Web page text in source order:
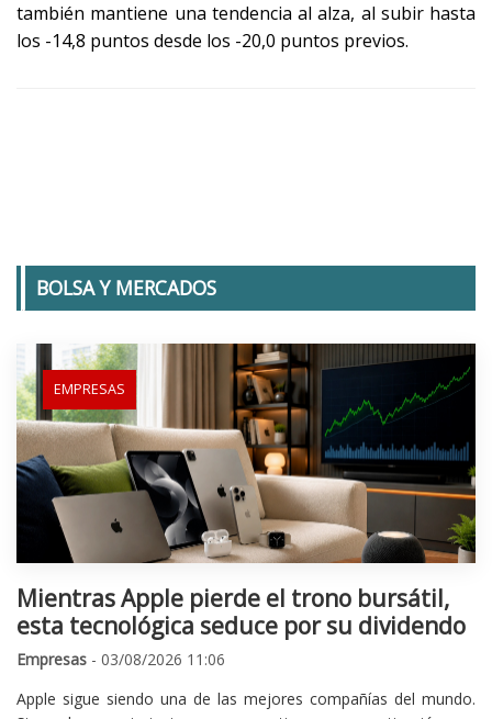
también mantiene una tendencia al alza, al subir hasta
los -14,8 puntos desde los -20,0 puntos previos.
BOLSA Y MERCADOS
EMPRESAS
Mientras Apple pierde el trono bursátil,
esta tecnológica seduce por su dividendo
Empresas - 03/08/2026 11:06
Apple sigue siendo una de las mejores compañías del mundo.